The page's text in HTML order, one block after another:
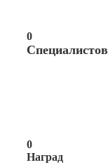
0
Специалистов
0
Наград